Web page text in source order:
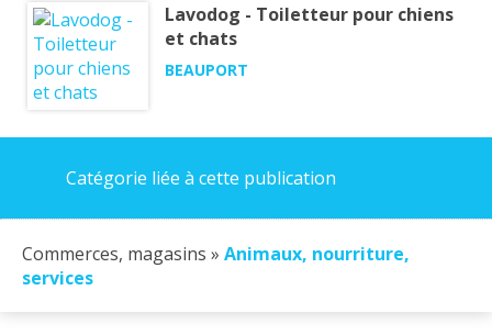
Lavodog - Toiletteur pour chiens
et chats
BEAUPORT
Catégorie liée à cette publication
Commerces, magasins » Animaux, nourriture,
services